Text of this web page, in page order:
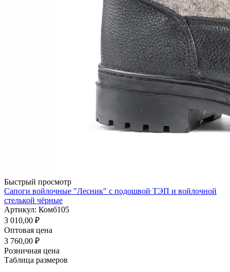
Быстрый просмотр
Сапоги войлочные "Лесник" с подошвой ТЭП и войлочной
стелькой чёрные
Артикул: Комб105
3 010,00 ₽
Оптовая цена
3 760,00 ₽
Розничная цена
Таблица размеров